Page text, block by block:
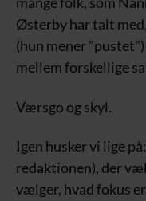
Østerby har talt
(hun mener
mellem forskellige
Værsgo og skyl.
Igen husker vi lige
redaktionen), der
vælger, hvad fokus